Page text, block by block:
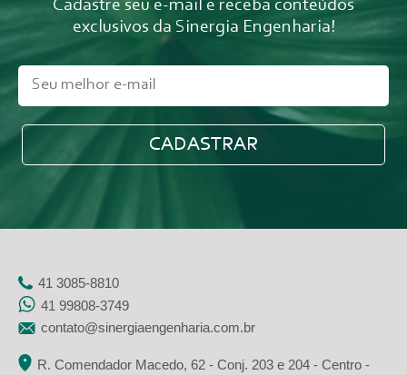
Cadastre seu e-mail e receba conteúdos
exclusivos da Sinergia Engenharia!
41 3085-8810
41 99808-3749
contato@sinergiaengenharia.com.br
R. Comendador Macedo, 62 - Conj. 203 e 204 - Centro -